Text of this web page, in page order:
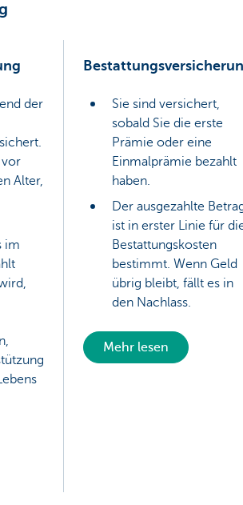
der
vor
Alter,
im
Sie sind versichert,
sobald Sie die erste
Prämie oder eine
Einmalprämie bezahlt
haben.
Der ausgezahlte
ist in erster Linie für
Bestattungskosten
bestimmt. Wenn Geld
übrig bleibt, fällt es in
den Nachlass.
Mehr lesen